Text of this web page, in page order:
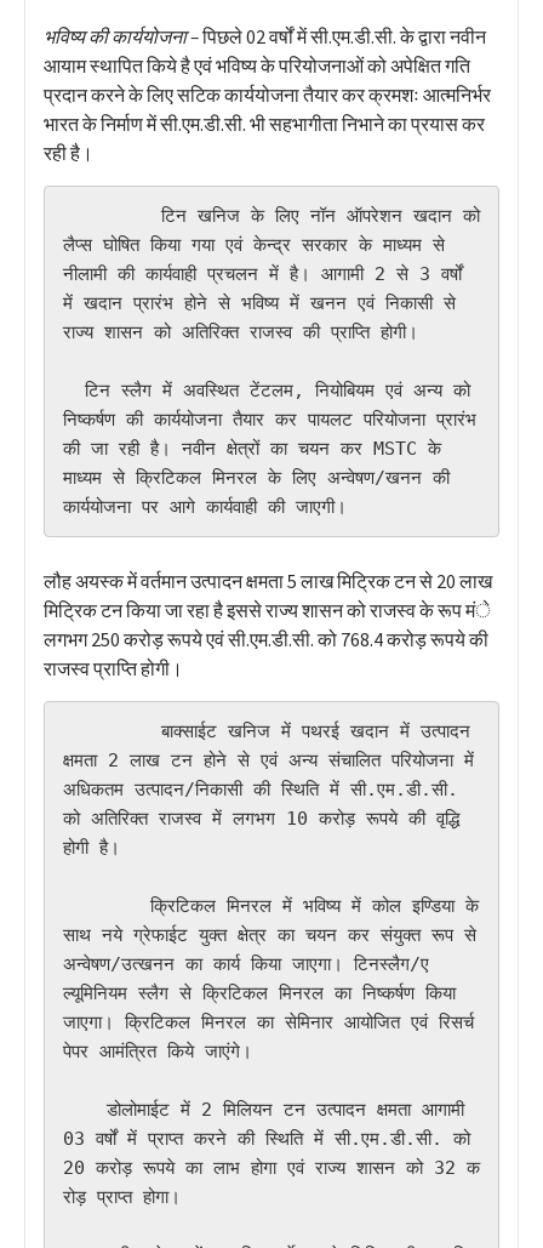
भविष्य की कार्ययोजना –पिछले 02 वर्षों में सी.एम.डी.सी. के द्वारा नवीन
आयाम स्थापित किये है एवं भविष्य के परियोजनाओं को अपेक्षित गति
प्रदान करने के लिए सटिक कार्ययोजना तैयार कर क्रमशः आत्मनिर्भर
भारत के निर्माण में सी.एम.डी.सी. भी सहभागीता निभाने का प्रयास कर
रही है।
         टिन खनिज के लिए नॉन ऑपरेशन खदान को
लैप्स घोषित किया गया एवं केन्द्र सरकार के माध्यम से
नीलामी की कार्यवाही प्रचलन में है। आगामी 2 से 3 वर्षों
में खदान प्रारंभ होने से भविष्य में खनन एवं निकासी से
राज्य शासन को अतिरिक्त राजस्व की प्राप्ति होगी।
  टिन स्लैग में अवस्थित टेंटलम, नियोबियम एवं अन्य को
निष्कर्षण की कार्ययोजना तैयार कर पायलट परियोजना प्रारंभ
की जा रही है। नवीन क्षेत्रों का चयन कर MSTC के
माध्यम से क्रिटिकल मिनरल के लिए अन्वेषण/खनन की
कार्ययोजना पर आगे कार्यवाही की जाएगी।
लौह अयस्क में वर्तमान उत्पादन क्षमता 5 लाख मिट्रिक टन से 20 लाख
मिट्रिक टन किया जा रहा है इससे राज्य शासन को राजस्व के रूप मंे
लगभग 250 करोड़ रूपये एवं सी.एम.डी.सी. को 768.4 करोड़ रूपये की
राजस्व प्राप्ति होगी।
         बाक्साईट खनिज में पथरई खदान में उत्पादन
क्षमता 2 लाख टन होने से एवं अन्य संचालित परियोजना में
अधिकतम उत्पादन/निकासी की स्थिति में सी.एम.डी.सी.
को अतिरिक्त राजस्व में लगभग 10 करोड़ रूपये की वृद्धि
होगी है।
        क्रिटिकल मिनरल में भविष्य में कोल इण्डिया के
साथ नये ग्रेफाईट युक्त क्षेत्र का चयन कर संयुक्त रूप से
अन्वेषण/उत्खनन का कार्य किया जाएगा। टिनस्लैग/ए
ल्यूमिनियम स्लैग से क्रिटिकल मिनरल का निष्कर्षण किया
जाएगा। क्रिटिकल मिनरल का सेमिनार आयोजित एवं रिसर्च
पेपर आमंत्रित किये जाएंगे।
    डोलोमाईट में 2 मिलियन टन उत्पादन क्षमता आगामी
03 वर्षों में प्राप्त करने की स्थिति में सी.एम.डी.सी. को
20 करोड़ रूपये का लाभ होगा एवं राज्य शासन को 32 क
रोड़ प्राप्त होगा।